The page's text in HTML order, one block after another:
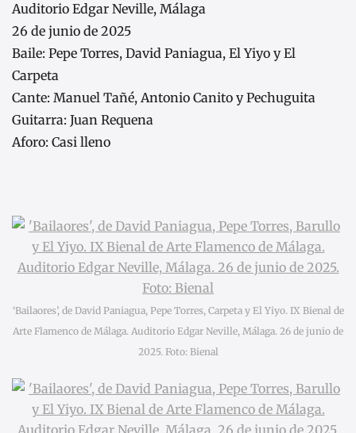
Auditorio Edgar Neville, Málaga
26 de junio de 2025
Baile: Pepe Torres, David Paniagua, El Yiyo y El
Carpeta
Cante: Manuel Tañé, Antonio Canito y Pechuguita
Guitarra: Juan Requena
Aforo: Casi lleno
‘Bailaores’, de David Paniagua, Pepe Torres, Carpeta y El Yiyo. IX Bienal de
Arte Flamenco de Málaga. Auditorio Edgar Neville, Málaga. 26 de junio de
2025. Foto: Bienal